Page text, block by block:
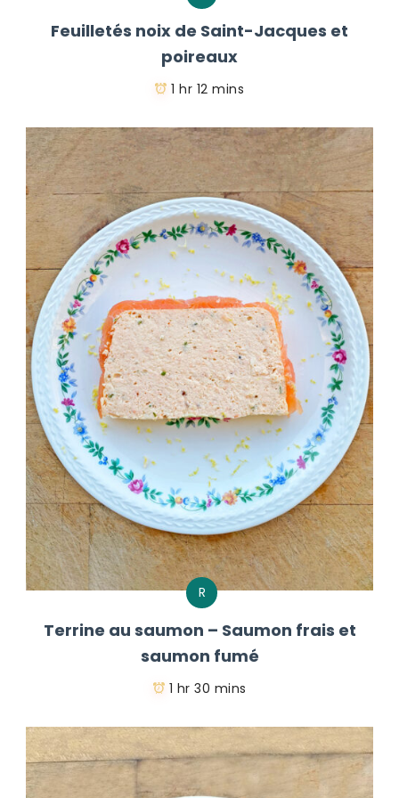
Feuilletés noix de Saint-Jacques et
poireaux
1 hr 12 mins
R
Terrine au saumon – Saumon frais et
saumon fumé
1 hr 30 mins